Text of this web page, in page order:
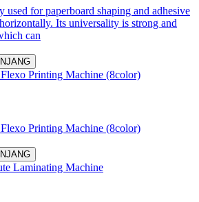
used for paperboard shaping and adhesive
Its universality is strong and
can
Printing Machine (8color)
Printing Machine (8color)
Laminating Machine